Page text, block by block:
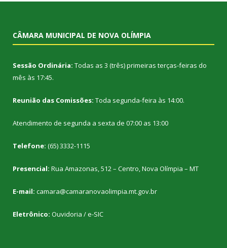
CÂMARA MUNICIPAL DE NOVA OLÍMPIA
Sessão Ordinária: Todas as 3 (três) primeiras terças-feiras do
mês às 17:45.
Reunião das Comissões: Toda segunda-feira às 14:00.
Atendimento de segunda a sexta de 07:00 as 13:00
Telefone: (65) 3332-1115
Presencial: Rua Amazonas, 512 – Centro, Nova Olímpia – MT
E-mail: camara@camaranovaolimpia.mt.gov.br
Eletrônico: Ouvidoria /e-SIC